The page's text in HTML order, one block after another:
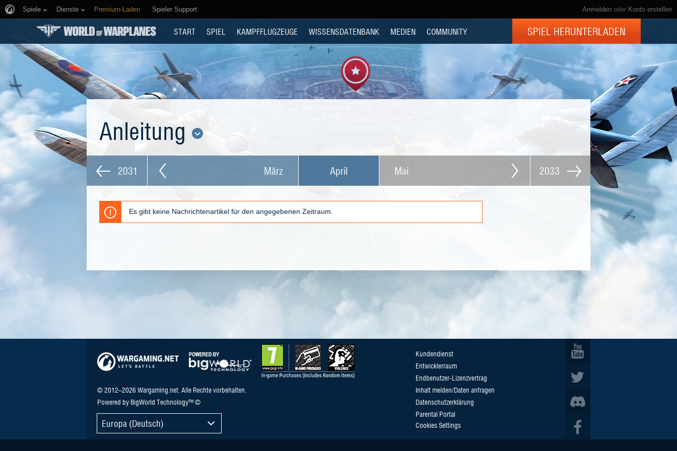
Anmelden oder Konto erstellen
Spiele Dienste Premium-Laden Spieler Support
START SPIEL KAMPFFLUGZEUGE WISSENSDATENBANK MEDIEN COMMUNITY SPIEL HERUNTERLADEN
Anleitung
2031 März April Mai 2033
Es gibt keine Nachrichtenartikel für den angegebenen Zeitraum.
© 2012–2026 Wargaming.net. Alle Rechte vorbehalten.
Powered by BigWorld Technology™ ©
Europa (Deutsch)
Kundendienst
Entwicklerraum
Endbenutzer-Lizenzvertrag
Inhalt melden/Daten anfragen
Datenschutzerklärung
Parental Portal
Cookies Settings